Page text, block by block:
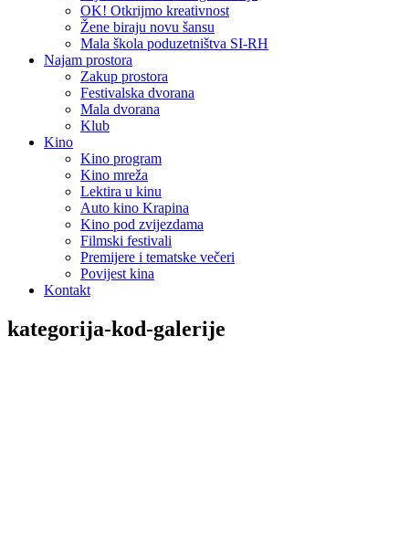
OK! Otkrijmo kreativnost
Žene biraju novu šansu
Mala škola poduzetništva SI-RH
Najam prostora
Zakup prostora
Festivalska dvorana
Mala dvorana
Klub
Kino
Kino program
Kino mreža
Lektira u kinu
Auto kino Krapina
Kino pod zvijezdama
Filmski festivali
Premijere i tematske večeri
Povijest kina
Kontakt
kategorija-kod-galerije